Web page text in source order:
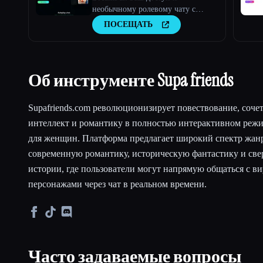
необычному ролевому чату с
искусственным интеллектом
ПОСЕЩАТЬ
Об инструменте Supa friends
Supafriends.com революционизирует повествование,
интеллект и романтику в полностью интерактивном
для женщин. Платформа предлагает широкий спектр
современную романтику, историческую фантастику и
истории, где пользователи могут напрямую общаться с
персонажами через чат в реальном времени.
Часто задаваемые вопросы